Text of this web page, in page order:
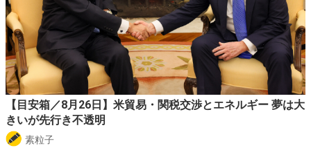
【目安箱／8月26日】米貿易・関税交渉とエネルギー 夢は大
きいが先行き不透明
素粒子